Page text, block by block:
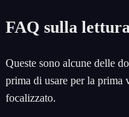
FAQ sulla
Queste sono alcune delle
prima di usare per la prima
focalizzato.